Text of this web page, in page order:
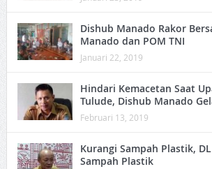
Dishub Manado Rakor
Manado dan POM TNI
Januari 22, 2019
Hindari Kemacetan Saat
Tulude, Dishub Manado
Februari 13, 2019
Kurangi Sampah Plastik,
Sampah Plastik